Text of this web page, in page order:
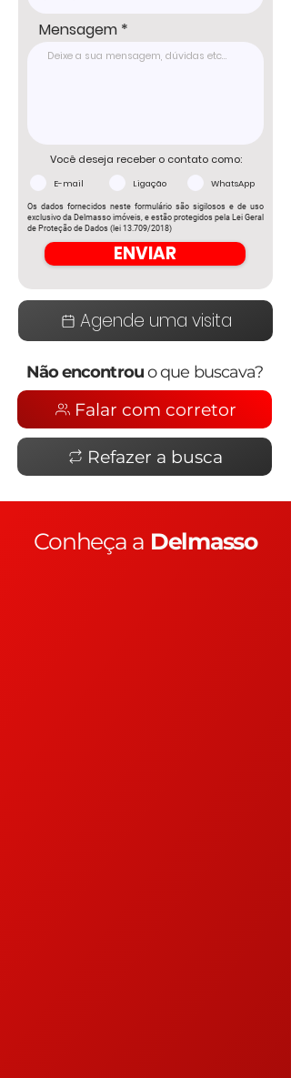
Mensagem
Você deseja receber o contato como:
E-mail Ligação WhatsApp
Os dados fornecidos neste formulário são sigilosos e de uso
exclusivo da Delmasso imóveis, e estão protegidos pela Lei Geral
de Proteção de Dados (lei 13.709/2018)
ENVIAR
Agende uma visita
Não encontrouo que buscava?
Falar com corretor
Refazer a busca
Conheça a Delmasso